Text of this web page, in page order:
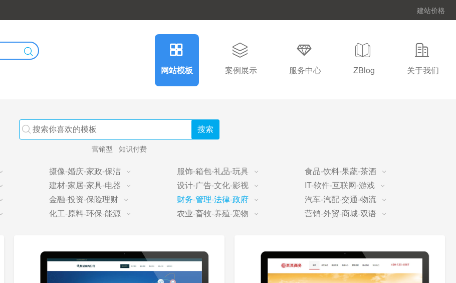
建站价格
网站模板 案例展示 服务中心 ZBlog 关于我们
营销型 知识付费
摄像-婚庆-家政-保洁 服饰-箱包-礼品-玩具
食品-饮料-果蔬-茶酒
建材-家居-家具-电器 设计-广告-文化-影视
IT-软件-互联网-游戏
金融-投资-保险理财 财务-管理-法律-政府
汽车-汽配-交通-物流
化工-原料-环保-能源 农业-畜牧-养殖-宠物 营销-外贸-商城-双语